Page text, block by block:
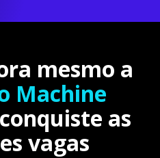
mesmo a
Machine
as
vagas